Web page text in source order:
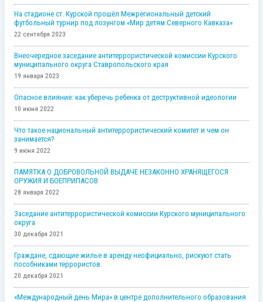
На стадионе ст. Курской прошёл Межрегиональный детский
футбольный турнир под лозунгом «Мир детям Северного Кавказа»
22 сентября 2023
Внеочередное заседание антитеррористической комиссии Курского
муниципального округа Ставропольского края
19 января 2023
Опасное влияние: как уберечь ребенка от деструктивной идеологии
10 июня 2022
Что такое национальный антитеррористический комитет и чем он
занимается?
9 июня 2022
ПАМЯТКА О ДОБРОВОЛЬНОЙ ВЫДАЧЕ НЕЗАКОННО ХРАНЯЩЕГОСЯ
ОРУЖИЯ И БОЕПРИПАСОВ
28 января 2022
Заседание антитеррористической комиссии Курского муниципального
округа
30 декабря 2021
Граждане, сдающие жилье в аренду неофициально, рискуют стать
пособниками террористов.
20 декабря 2021
«Международный день Мира» в центре дополнительного образования